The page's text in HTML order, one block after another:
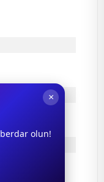
×
olun!